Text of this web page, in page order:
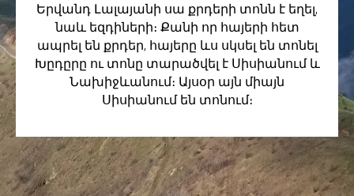
Երվանդ Լալայանի սա քրդերի տոնն է եղել,
նաև եզդիների։ Քանի որ հայերի հետ
ապրել են քրդեր, հայերը ևս սկսել են տոնել
Խըդըրը ու տոնը տարածվել է Սիսիանում և
Նախիջևանում։ Այսօր այն միայն
Սիսիանում են տոնում։